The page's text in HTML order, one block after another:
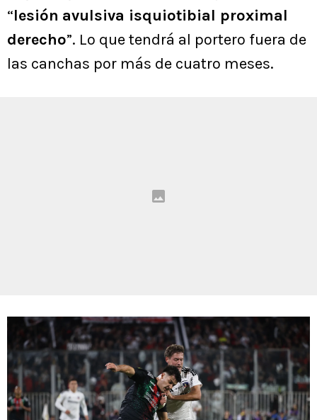
“lesión avulsiva isquiotibial proximal
derecho”. Lo que tendrá al portero fuera de
las canchas por más de cuatro meses.